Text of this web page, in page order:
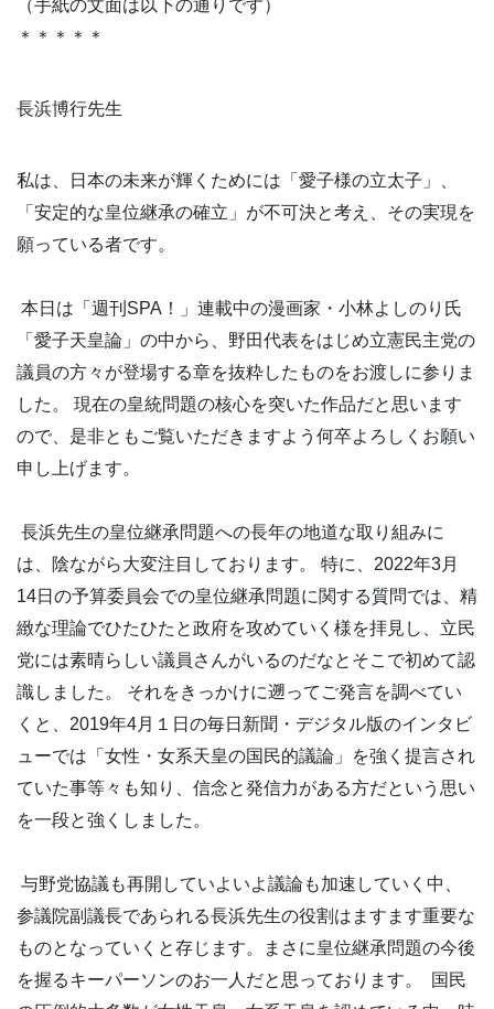
（手紙の文面は以下の通りです）
＊＊＊＊＊
長浜博行先生
私は、日本の未来が輝くためには「愛子様の立太子」、
「安定的な皇位継承の確立」が不可決と考え、その実現を
願っている者です。
本日は「週刊SPA！」連載中の漫画家・小林よしのり氏
「愛子天皇論」の中から、野田代表をはじめ立憲民主党の
議員の方々が登場する章を抜粋したものをお渡しに参りま
した。 現在の皇統問題の核心を突いた作品だと思います
ので、是非ともご覧いただきますよう何卒よろしくお願い
申し上げます。
長浜先生の皇位継承問題への長年の地道な取り組みに
は、陰ながら大変注目しております。 特に、2022年3月
14日の予算委員会での皇位継承問題に関する質問では、精
緻な理論でひたひたと政府を攻めていく様を拝見し、立民
党には素晴らしい議員さんがいるのだなとそこで初めて認
識しました。 それをきっかけに遡ってご発言を調べてい
くと、2019年4月１日の毎日新聞・デジタル版のインタビ
ューでは「女性・女系天皇の国民的議論」を強く提言され
ていた事等々も知り、信念と発信力がある方だという思い
を一段と強くしました。
与野党協議も再開していよいよ議論も加速していく中、
参議院副議長であられる長浜先生の役割はますます重要な
ものとなっていくと存じます。まさに皇位継承問題の今後
を握るキーパーソンのお一人だと思っております。 国民